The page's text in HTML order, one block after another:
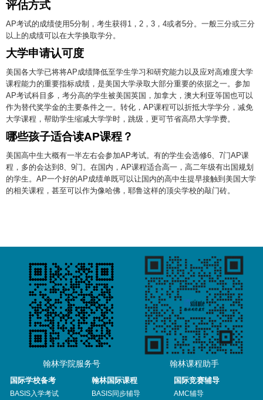
评估方式
AP考试的成绩使用5分制，考生获得1，2，3，4或者5分。一般三分或三分
以上的成绩可以在大学换取学分。
大学申请认可度
美国各大学已将将AP成绩降低至学生学习和研究能力以及应对高难度大学
课程能力的重要指标成绩，是美国大学录取大部分重要的依据之一。参加
AP考试科目多，考分高的学生被美国英国，加拿大，澳大利亚等国也可以
作为替代奖学金的主要条件之一。转化，AP课程可以折抵大学学分，减免
大学课程，帮助学生缩减大学学时，跳级，更可节省高昂大学学费。
哪些孩子适合读AP课程？
美国高中生大概有一半左右会参加AP考试。有的学生会选修6、7门AP课
程，多的会达到8、9门。在国内，AP课程适合高一，高二年级有出国规划
的学生。AP一个好的AP成绩单既可以让国内的高中生提早接触到美国大学
的相关课程，甚至可以作为像哈佛，耶鲁这样的顶尖学校的敲门砖。
翰林学院服务号 翰林课程助手
国际学校备考
BASIS入学考试
翰林国际课程
BASIS同步辅导
国际竞赛辅导
AMC辅导